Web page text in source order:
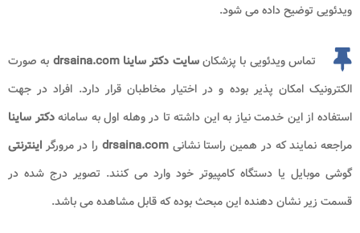
ویدئویی توضیح داده می شود.
تماس ویدئویی با پزشکانسایت دکتر ساینا drsaina.com
به صورت
الکترونیک امکان پذیر بوده و در اختیار مخاطبان قرار دارد. افراد در جهت
استفاده از این خدمت نیاز به این داشته تا در وهله اول به سامانهدکتر ساینا
مراجعه نمایند که در همین راستا نشانیdrsaina.com را در مرورگر اینترنتی
گوشی موبایل یا دستگاه کامپیوتر خود وارد می کنند. تصویر درج شده در
قسمت زیر نشان دهنده این مبحث بوده که قابل مشاهده می باشد.